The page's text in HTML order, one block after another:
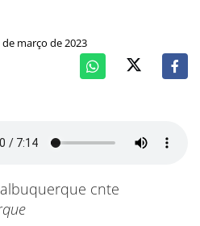
de março de 2023